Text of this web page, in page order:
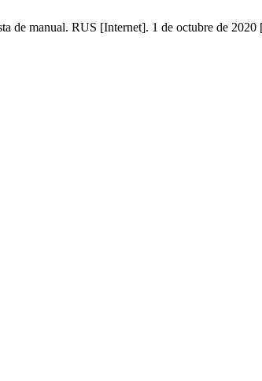
de manual. RUS [Internet]. 1 de octubre de 2020